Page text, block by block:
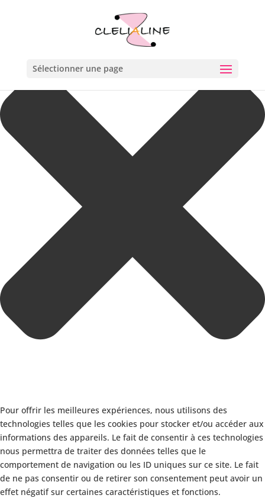
Pour offrir les meilleures expériences, nous utilisons des
technologies telles que les cookies pour stocker et/ou accéder aux
informations des appareils. Le fait de consentir à ces technologies
nous permettra de traiter des données telles que le
comportement de navigation ou les ID uniques sur ce site. Le fait
de ne pas consentir ou de retirer son consentement peut avoir un
effet négatif sur certaines caractéristiques et fonctions.
Sélectionner une page